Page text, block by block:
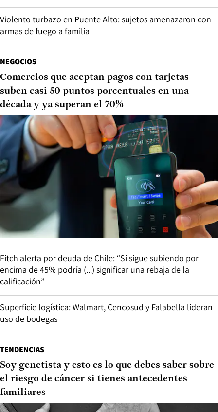
Violento turbazo en Puente Alto: sujetos amenazaron con
armas de fuego a familia
NEGOCIOS
Comercios que aceptan pagos con tarjetas
suben casi 50 puntos porcentuales en una
década y ya superan el 70%
Fitch alerta por deuda de Chile: “Si sigue subiendo por
encima de 45% podría (...) significar una rebaja de la
calificación”
Superficie logística: Walmart, Cencosud y Falabella lideran
uso de bodegas
TENDENCIAS
Soy genetista y esto es lo que debes saber sobre
el riesgo de cáncer si tienes antecedentes
familiares